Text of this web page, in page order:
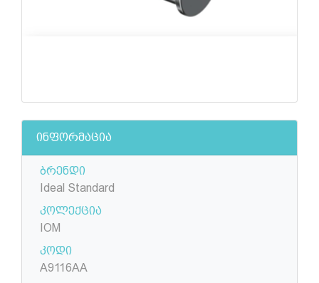
ინფორმაცია
ბრენდი
Ideal Standard
კოლექცია
IOM
კოდი
A9116AA